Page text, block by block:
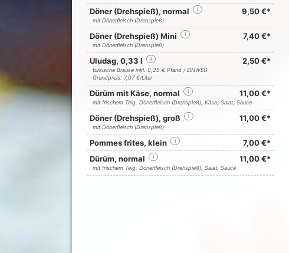
Döner (Drehspieß), normal i 9,50 €*
mit Dönerfleisch (Drehspieß)
Döner (Drehspieß) Mini i 7,40 €*
mit Dönerfleisch (Drehspieß)
Uludag, 0,33 l i 2,50 €*
türkische Brause inkl. 0,25 € Pfand / EINWEG
Grundpreis: 7,07 €/Liter
Dürüm mit Käse, normal i 11,00 €*
mit frischem Teig, Dönerfleisch (Drehspieß), Käse, Salat, Sauce
Döner (Drehspieß), groß i 11,00 €*
mit Dönerfleisch (Drehspieß)
Pommes frites, klein i
7,00 €*
Dürüm, normal
i 11,00 €*
mit frischem Teig, Dönerfleisch (Drehspieß), Salat, Sauce